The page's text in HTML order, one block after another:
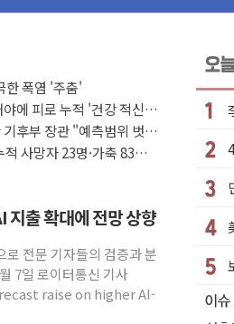
상 '올스톱'… 美 해상봉쇄 영향
했나" 촉각
에 반도체주 '활짝'
후퇴…나스닥 선물 1%대 상승
금리 인상 기대 후퇴
플레어·태양광주↑ VS 트레이드데
7359명 끝까지 찾겠다"
낮춰
시 '시끌'
도권 집중 완화 전환점"
한 폭염 '주춤'
에 피로 누적 '건강 적신
후부 장관 "예측범위 벗어
사망자 23명·가축 83만
출 확대에 전망 상향
전문 기자들의 검증과 분
7일 로이터통신 기사
raise on higher AI-